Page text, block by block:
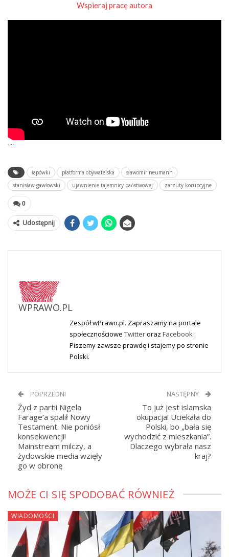
Wspieraj pracę autora
```
łapówki platforma obywatelska
sławomir neumann
stanisław gawłowski
ujawnienie tajemnicy państwowej zarzuty korupcyjne
0
Udostępnij
WPRAWO.PL
Zespół wPrawo.pl. Zapraszamy na portale
społecznościowe Twitteroraz Facebook .
Piszemy zawsze prawdę i stajemy po stronie
Polski.
POPRZEDNI
Żyd z partii Nigela
Farage’a spalił Nowy
Testament. Nie poniósł
konsekwencji!
Mainstream milczy, a
żydowskie media wzięły
go w obronę
NASTĘPNY
To już jest islamska
okupacja! Uciekała do
Polski, bo „bała się
wychodzić z mieszkania”.
Dlaczego wybrała nasz
kraj?
MOŻE CI SIĘ SPODOBAĆ RÓWNIEŻ
WIADOMOŚCI